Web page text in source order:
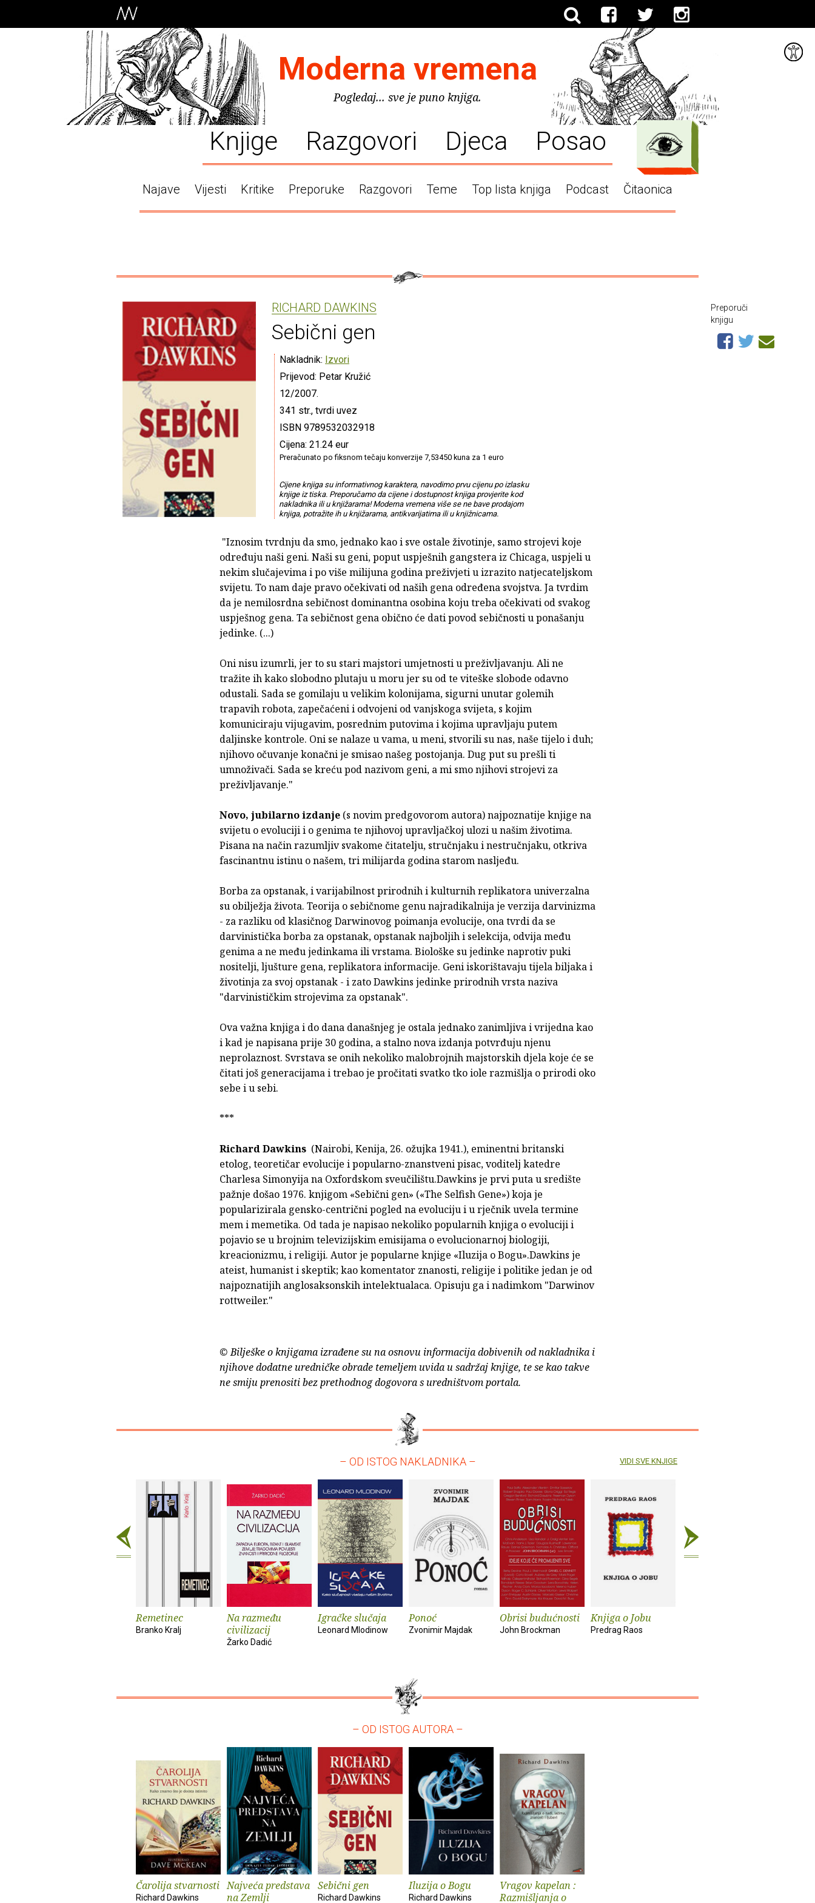
Moderna vremena
Pogledaj... sve je puno knjiga.
Knjige Razgovori Djeca Posao
Najave Vijesti Kritike Preporuke Razgovori Teme Top lista knjiga Podcast Čitaonica
RICHARD DAWKINS
Sebični gen
Nakladnik: Izvori
Prijevod: Petar Kružić
12/2007.
341 str., tvrdi uvez
ISBN 9789532032918
Cijena: 21.24 eur
Preračunato po fiksnom tečaju konverzije 7,53450 kuna za 1 euro
Cijene knjiga su informativnog karaktera, navodimo prvu cijenu po izlasku
knjige iz tiska. Preporučamo da cijene i dostupnost knjiga provjerite kod
nakladnika ili u knjižarama! Moderna vremena više se ne bave prodajom
knjiga, potražite ih u knjižarama, antikvarijatima ili u knjižnicama.
"Iznosim tvrdnju da smo, jednako kao i sve ostale životinje, samo strojevi koje
određuju naši geni. Naši su geni, poput uspješnih gangstera iz Chicaga, uspjeli u
nekim slučajevima i po više milijuna godina preživjeti u izrazito natjecateljskom
svijetu. To nam daje pravo očekivati od naših gena određena svojstva. Ja tvrdim
da je nemilosrdna sebičnost dominantna osobina koju treba očekivati od svakog
uspješnog gena. Ta sebičnost gena obično će dati povod sebičnosti u ponašanju
jedinke. (...)
Oni nisu izumrli, jer to su stari majstori umjetnosti u preživljavanju. Ali ne
tražite ih kako slobodno plutaju u moru jer su od te viteške slobode odavno
odustali. Sada se gomilaju u velikim kolonijama, sigurni unutar golemih
trapavih robota, zapečaćeni i odvojeni od vanjskoga svijeta, s kojim
komuniciraju vijugavim, posrednim putovima i kojima upravljaju putem
daljinske kontrole. Oni se nalaze u vama, u meni, stvorili su nas, naše tijelo i duh;
njihovo očuvanje konačni je smisao našeg postojanja. Dug put su prešli ti
umnoživači. Sada se kreću pod nazivom geni, a mi smo njihovi strojevi za
preživljavanje."
Novo, jubilarno izdanje (s novim predgovorom autora) najpoznatije knjige na
svijetu o evoluciji i o genima te njihovoj upravljačkoj ulozi u našim životima.
Pisana na način razumljiv svakome čitatelju, stručnjaku i nestručnjaku, otkriva
fascinantnu istinu o našem, tri milijarda godina starom nasljeđu.
Borba za opstanak, i varijabilnost prirodnih i kulturnih replikatora univerzalna
su obilježja života. Teorija o sebičnome genu najradikalnija je verzija darvinizma
- za razliku od klasičnog Darwinovog poimanja evolucije, ona tvrdi da se
darvinistička borba za opstanak, opstanak najboljih i selekcija, odvija među
genima a ne među jedinkama ili vrstama. Biološke su jedinke naprotiv puki
nositelji, ljušture gena, replikatora informacije. Geni iskorištavaju tijela biljaka i
životinja za svoj opstanak - i zato Dawkins jedinke prirodnih vrsta naziva
"darvinističkim strojevima za opstanak".
Ova važna knjiga i do dana današnjeg je ostala jednako zanimljiva i vrijedna kao
i kad je napisana prije 30 godina, a stalno nova izdanja potvrđuju njenu
neprolaznost. Svrstava se onih nekoliko malobrojnih majstorskih djela koje će se
čitati još generacijama i trebao je pročitati svatko tko iole razmišlja o prirodi oko
sebe i u sebi.
***
Richard Dawkins (Nairobi, Kenija, 26. ožujka 1941.), eminentni britanski
etolog, teoretičar evolucije i popularno-znanstveni pisac, voditelj katedre
Charlesa Simonyija na Oxfordskom sveučilištu.Dawkins je prvi puta u središte
pažnje došao 1976. knjigom «Sebični gen» («The Selfish Gene») koja je
popularizirala gensko-centrični pogled na evoluciju i u rječnik uvela termine
mem i memetika. Od tada je napisao nekoliko popularnih knjiga o evoluciji i
pojavio se u brojnim televizijskim emisijama o evolucionarnoj biologiji,
kreacionizmu, i religiji. Autor je popularne knjige «Iluzija o Bogu».Dawkins je
ateist, humanist i skeptik; kao komentator znanosti, religije i politike jedan je od
najpoznatijih anglosaksonskih intelektualaca. Opisuju ga i nadimkom "Darwinov
rottweiler."
© Bilješke o knjigama izrađene su na osnovu informacija dobivenih od nakladnika i
njihove dodatne uredničke obrade temeljem uvida u sadržaj knjige, te se kao takve
ne smiju prenositi bez prethodnog dogovora s uredništvom portala.
Preporuči
knjigu
– OD ISTOG NAKLADNIKA –
Remetinec
Branko Kralj
Na razmeđu
civilizacij
Žarko Dadić
Igračke slučaja
Leonard Mlodinow
Ponoć
Zvonimir Majdak
Obrisi budućnosti
John Brockman
Knjiga o Jobu
Predrag Raos
VIDI SVE KNJIGE
– OD ISTOG AUTORA –
Čarolija stvarnosti
Richard Dawkins
Najveća predstava
na Zemlji
Sebični gen
Richard Dawkins
Iluzija o Bogu
Richard Dawkins
Vragov kapelan :
Razmišljanja o